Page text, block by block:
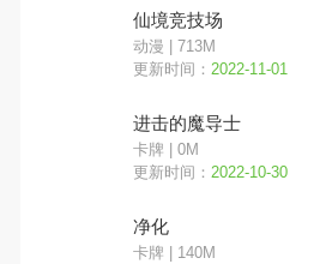
仙境竞技场
动漫 | 713M
更新时间： 2022-11-01
进击的魔导士
卡牌 | 0M
更新时间： 2022-10-30
净化
卡牌 | 140M